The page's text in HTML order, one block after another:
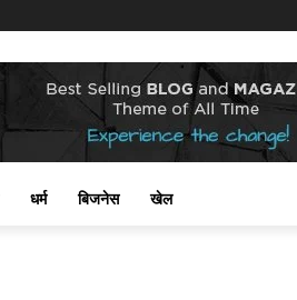
धर्म बिजनेस खेल